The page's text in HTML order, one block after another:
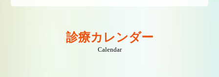
診療カレンダー
Calendar